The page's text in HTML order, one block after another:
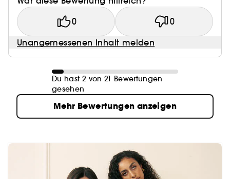
0 0
Unangemessenen Inhalt melden
Du hast 2 von 21 Bewertungen
gesehen
Mehr Bewertungen anzeigen